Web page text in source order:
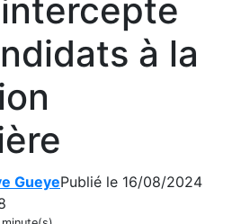
à la
GueyePublié le 16/08/2024